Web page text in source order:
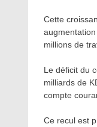
Cette
millions de
Le déficit du
milliards de
compte
Ce recul est